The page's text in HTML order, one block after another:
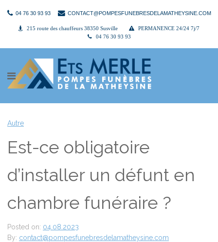
04 76 30 93 93 CONTACT@POMPESFUNEBRESDELAMATHEYSINE.COM
215 route des chauffeurs 38350 Susville
PERMANENCE 24/24 7j/7
04 76 30 93 93
Autre
Est-ce obligatoire
d’installer un défunt en
chambre funéraire ?
Posted on: 04.08.2023
By: contact@pompesfunebresdelamatheysine.com